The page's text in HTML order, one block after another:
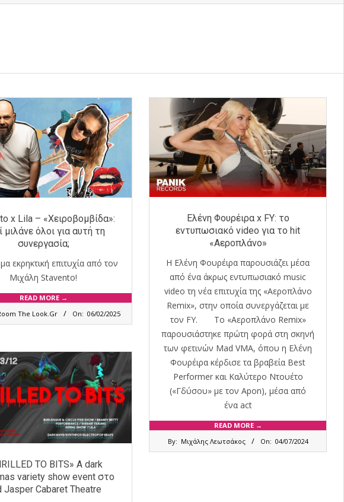
x Lila – «Χειροβομβίδα»:
μιλάνε όλοι για αυτή τη
συνεργασία;
εκρηκτική επιτυχία από τον
Μιχάλη Stavento!
READ MORE →
The Look.Gr On: 06/02/2025
Ελένη Φουρέιρα x FY: το
εντυπωσιακό video για το hit
«Αεροπλάνο»
Η Ελένη Φουρέιρα παρουσιάζει μέσα
από ένα άκρως εντυπωσιακό music
video τη νέα επιτυχία της «Αεροπλάνο
Remix», στην οποία συνεργάζεται με
τον FY. Το «Αεροπλάνο Remix»
παρουσιάστηκε πρώτη φορά στη σκηνή
των φετινών Mad VMA, όπου η Ελένη
Φουρέιρα κέρδισε τα βραβεία Best
Performer και Καλύτερο Ντουέτο
(«Γδύσου» με τον Apon), μέσα από
ένα act
READ MORE →
By: Μιχάλης Λεωτσάκος On: 04/07/2024
TO BITS» A dark
variety show event στο
Jasper Cabaret Theatre